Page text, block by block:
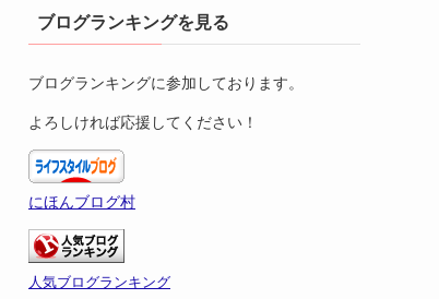
ブログランキングを見る
ブログランキングに参加しております。
よろしければ応援してください！
にほんブログ村
人気ブログランキング